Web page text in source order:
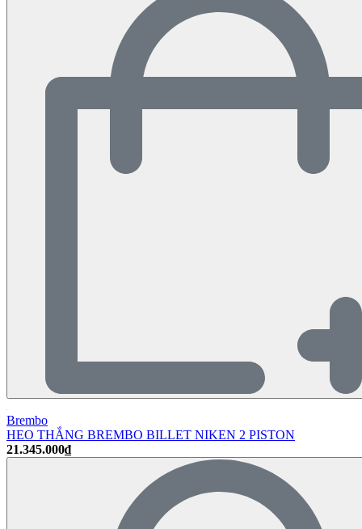
Brembo
HEO THẮNG BREMBO BILLET NIKEN 2 PISTON
21.345.000₫